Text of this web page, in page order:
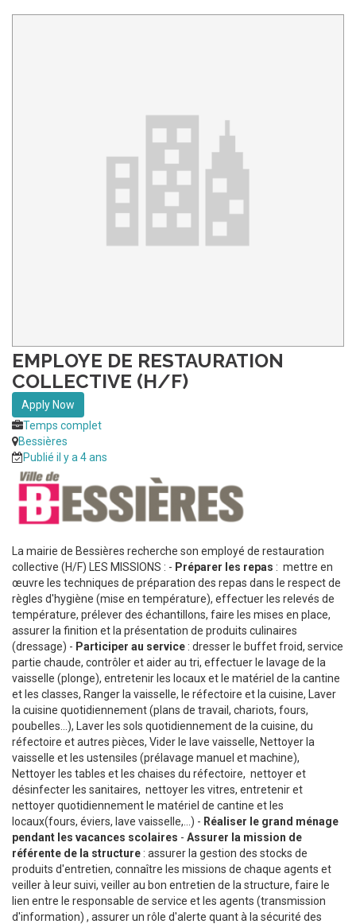
EMPLOYE DE RESTAURATION
COLLECTIVE (H/F)
Apply Now
Temps complet
Bessières
Publié il y a 4 ans
La mairie de Bessières recherche son employé de restauration
collective (H/F) LES MISSIONS : - Préparer les repas : mettre en
œuvre les techniques de préparation des repas dans le respect de
règles d'hygiène (mise en température), effectuer les relevés de
température, prélever des échantillons, faire les mises en place,
assurer la finition et la présentation de produits culinaires
(dressage) - Participer au service : dresser le buffet froid, service
partie chaude, contrôler et aider au tri, effectuer le lavage de la
vaisselle (plonge), entretenir les locaux et le matériel de la cantine
et les classes, Ranger la vaisselle, le réfectoire et la cuisine, Laver
la cuisine quotidiennement (plans de travail, chariots, fours,
poubelles...), Laver les sols quotidiennement de la cuisine, du
réfectoire et autres pièces, Vider le lave vaisselle, Nettoyer la
vaisselle et les ustensiles (prélavage manuel et machine),
Nettoyer les tables et les chaises du réfectoire, nettoyer et
désinfecter les sanitaires, nettoyer les vitres, entretenir et
nettoyer quotidiennement le matériel de cantine et les
locaux(fours, éviers, lave vaisselle,...) - Réaliser le grand ménage
pendant les vacances scolaires - Assurer la mission de
référente de la structure : assurer la gestion des stocks de
produits d'entretien, connaître les missions de chaque agents et
veiller à leur suivi, veiller au bon entretien de la structure, faire le
lien entre le responsable de service et les agents (transmission
d'information) , assurer un rôle d'alerte quant à la sécurité des